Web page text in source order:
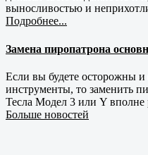
выносливостью и
Подробнее...
Замена пиропатрона
Если вы будете осторожны и
инструменты, то заменить
Тесла Модел 3 или Y вполне
Больше новостей